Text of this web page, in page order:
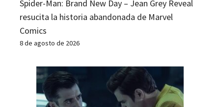
Spider-Man: Brand New Day – Jean Grey Reveal
resucita la historia abandonada de Marvel
Comics
8 de agosto de 2026